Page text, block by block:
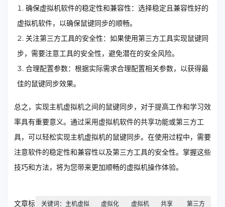
确保虚拟机软件的稳定性和兼容性：选择稳定且兼容性好的
虚拟机软件，以确保鼠键同步的顺畅。
关注第三方工具的安全性：如果使用第三方工具实现鼠键同
步，需要注意工具的安全性，避免潜在的安全风险。
合理配置参数：根据实际需求合理配置相关参数，以获得最
佳的鼠键同步效果。
总之，实现主机虚拟机之间的鼠键同步，对于提高工作和学习效
率具有重要意义。通过采用虚拟机软件的共享功能或第三方工
具，可以轻松实现主机虚拟机的鼠键同步。在使用过程中，需要
注意软件的稳定性和兼容性以及第三方工具的安全性。掌握这些
技巧和方法，将为您带来更加顺畅的虚拟机操作体验。
文章标 关键词：主机虚拟 虚拟化 虚拟机 共享 第三方